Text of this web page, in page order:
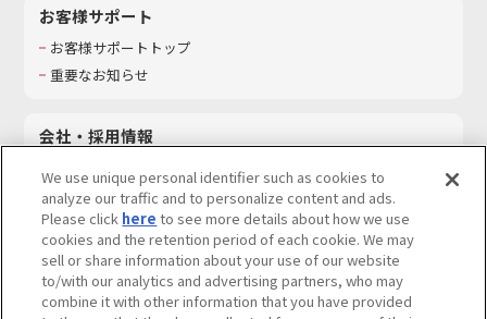
お客様サポート
お客様サポートトップ
重要なお知らせ
会社・採用情報
採用情報
サステナビリティ
お問い合わせ
We use unique personal identifier such as cookies to
analyze our traffic and to personalize content and ads.
Please click here to see more details about how we use
cookies and the retention period of each cookie. We may
sell or share information about your use of our website
to/with our analytics and advertising partners, who may
combine it with other information that you have provided